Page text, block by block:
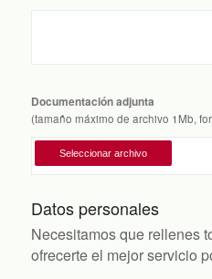
Documentación adjunta
(tamaño máximo de archivo 1Mb,
Datos personales
Necesitamos que rellenes
ofrecerte el mejor servicio